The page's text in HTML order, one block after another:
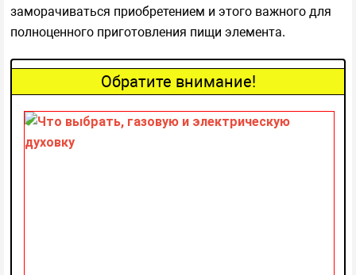
заморачиваться приобретением и этого важного для
полноценного приготовления пищи элемента.
Обратите внимание!